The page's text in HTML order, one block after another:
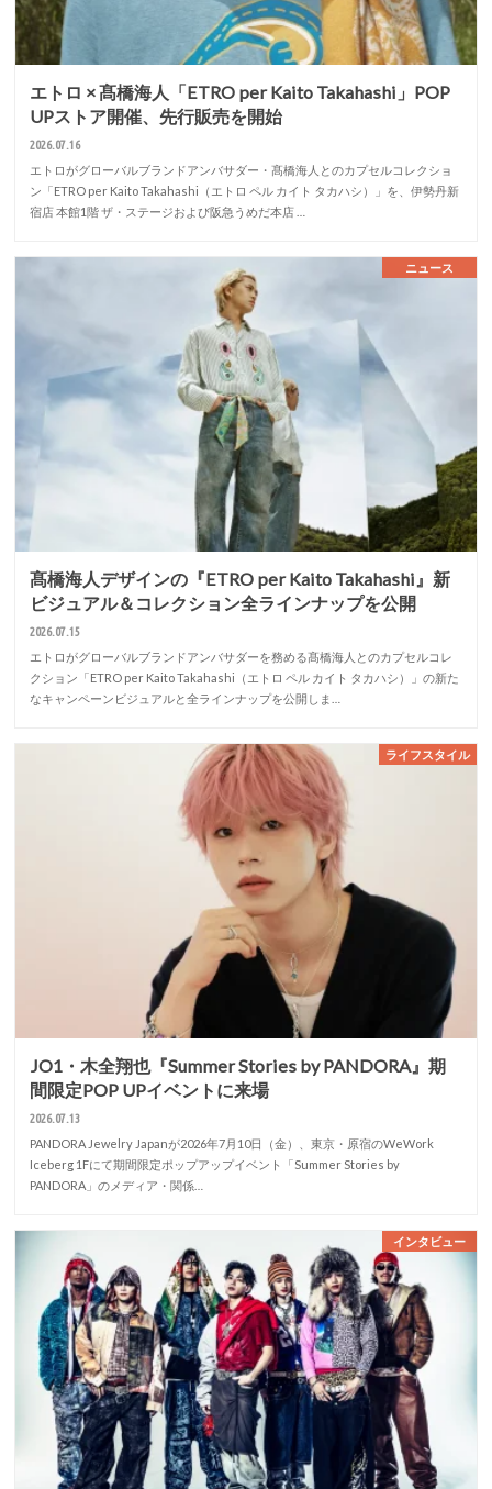
エトロ × 髙橋海人「ETRO per Kaito Takahashi」POP
UPストア開催、先行販売を開始
2026.07.16
エトロがグローバルブランドアンバサダー・髙橋海人とのカプセルコレクショ
ン「ETRO per Kaito Takahashi（エトロ ペル カイト タカハシ）」を、伊勢丹新
宿店 本館1階 ザ・ステージおよび阪急うめだ本店 …
ニュース
髙橋海人デザインの『ETRO per Kaito Takahashi』新
ビジュアル＆コレクション全ラインナップを公開
2026.07.15
エトロがグローバルブランドアンバサダーを務める髙橋海人とのカプセルコレ
クション「ETRO per Kaito Takahashi（エトロ ペル カイト タカハシ）」の新た
なキャンペーンビジュアルと全ラインナップを公開しま…
ライフスタイル
JO1・木全翔也『Summer Stories by PANDORA』期
間限定POP UPイベントに来場
2026.07.13
PANDORA Jewelry Japanが2026年7月10日（金）、東京・原宿のWeWork
Iceberg 1Fにて期間限定ポップアップイベント「Summer Stories by
PANDORA」のメディア・関係…
インタビュー